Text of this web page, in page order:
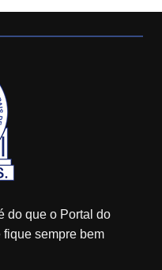
do que o Portal do
fique sempre bem